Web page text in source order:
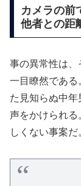
カメラの前
他者との距
事の異常性は
一目瞭然である
た見知らぬ中
声をかけられ
しくない事案だ